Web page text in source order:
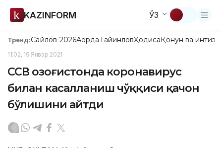
KAZINFORM ЎЗ
Тренд:Сайлов-2026АқордаТайинловҲодисаҚонун ва
11:02, 19 Январ 2021
ССВ Қозоғистонда коронавирус
билан касалланиш чўққиси қачон
бўлишини айтди